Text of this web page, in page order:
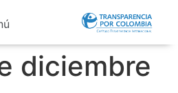
herramientas
diciembre